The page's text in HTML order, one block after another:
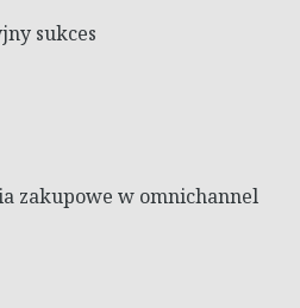
sukces
zakupowe w omnichannel